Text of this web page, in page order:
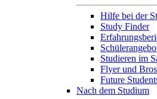
Hilfe bei der
Study Finder
Studieren im
Flyer und
Future
Nach dem Studium